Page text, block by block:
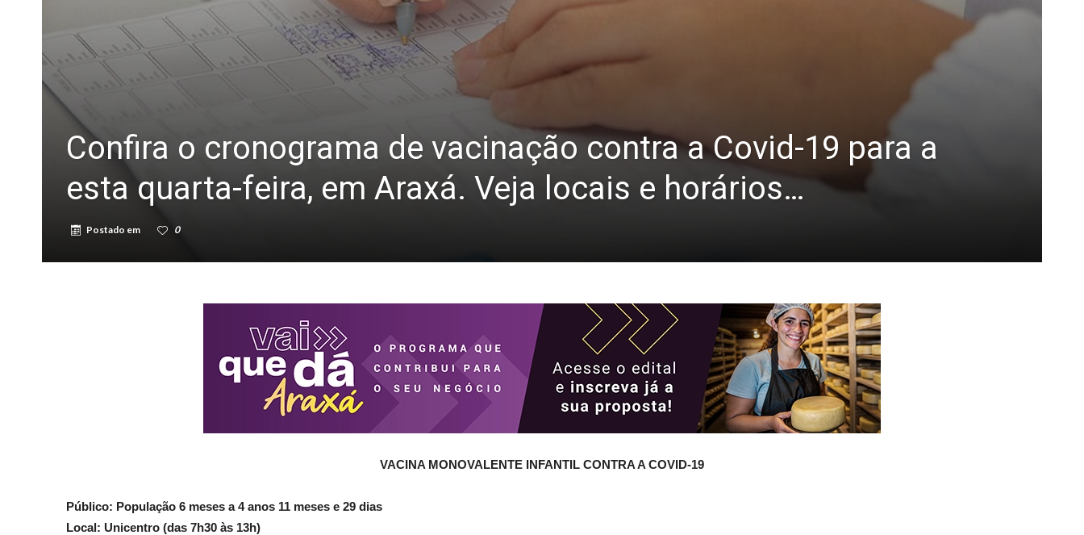
Confira o cronograma de vacinação contra a Covid-19 para a
esta quarta-feira, em Araxá. Veja locais e horários…
Postado em 0
VACINA MONOVALENTE INFANTIL CONTRA A COVID-19
Público: População 6 meses a 4 anos 11 meses e 29 dias
Local: Unicentro (das 7h30 às 13h)